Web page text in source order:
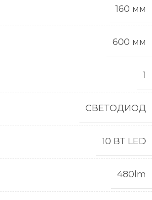
160 мм
600 мм
1
СВЕТОДИОД
10 ВТ LED
480lm